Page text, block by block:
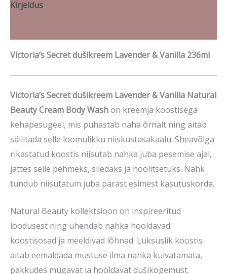
Kirjeldus
Victoria’s Secret dušikreem Lavender & Vanilla 236ml
Victoria’s Secret dušikreem Lavender & Vanilla Natural
Beauty Cream Body Washon kreemja koostisega
kehapesugeel, mis puhastab naha õrnalt ning aitab
säilitada selle loomulikku niiskustasakaalu. Sheavõiga
rikastatud koostis niisutab nahka juba pesemise ajal,
jättes selle pehmeks, siledaks ja hoolitsetuks. Nahk
tundub niisutatum juba pärast esimest kasutuskorda.
Natural Beauty kollektsioon on inspireeritud
loodusest ning ühendab nahka hooldavad
koostisosad ja meeldivad lõhnad. Luksuslik koostis
aitab eemaldada mustuse ilma nahka kuivatamata,
pakkudes mugavat ja hooldavat dušikogemust.